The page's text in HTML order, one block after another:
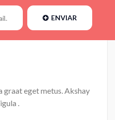
ENVIAR
graat eget metus. Akshay
.